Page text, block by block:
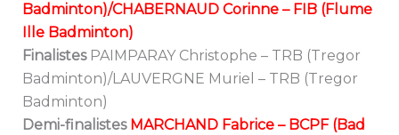
Badminton)/CHABERNAUD Corinne – FIB (Flume
Ille Badminton)
FinalistesPAIMPARAY Christophe – TRB (Tregor
Badminton)/LAUVERGNE Muriel – TRB (Tregor
Badminton)
Demi-finalistes MARCHAND Fabrice – BCPF (Bad